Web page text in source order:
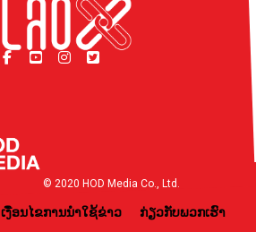
© 2020 HOD Media Co., Ltd.
ເງື່ອນໄຂການນຳໃຊ້ຂ່າວ ກ່ຽວກັບພວກເຮົາ